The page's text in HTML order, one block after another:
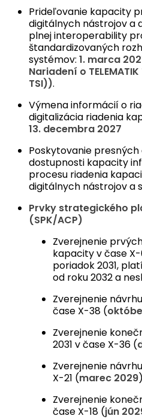
Prideľovanie kapacity
digitálnych nástrojov a
plnej interoperability
štandardizovaných
systémov: 1. marca
Nariadení o
TSI)).
Výmena informácií o
digitalizácia riadenia
13. decembra 2027
Poskytovanie
dostupnosti kapacity
procesu riadenia
digitálnych nástrojov a
Prvky strategického
(SPK/ACP)
Zverejnenie
kapacity v čase
poriadok 2031,
od roku 2032 a
Zverejnenie
čase X-38 (
Zverejnenie
2031 v čase X-36 (
Zverejnenie
X-21 (marec 2029)
Zverejnenie
čase X-18 (jún